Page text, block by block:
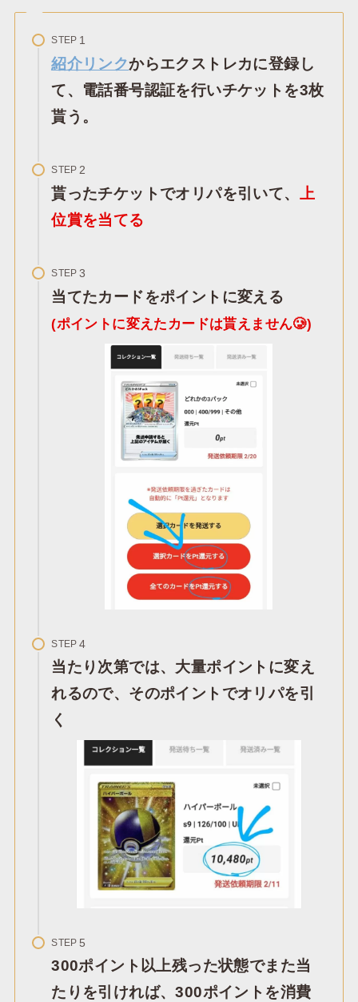
STEP
紹介リンクからエクストレカに登録し
て、電話番号認証を行いチケットを3枚
貰う。
STEP
貰ったチケットでオリパを引いて、
上
位賞を当てる
STEP
当てたカードをポイントに変える
(ポイントに変えたカードは貰えません🥲)
STEP
当たり次第では、大量ポイントに変え
れるので、そのポイントでオリパを引
く
STEP
300ポイント以上残った状態でまた当
たりを引ければ、300ポイントを消費